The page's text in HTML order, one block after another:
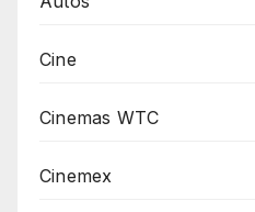
Cine
Cinemas WTC
Cinemex